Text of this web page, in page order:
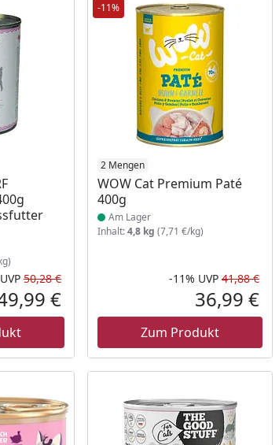
Ursprünglicher Preis
UVP 50,28 €
Aktueller Preis
€
-11%
2 Mengen
WOW Cat Premium Paté
400g
Produkt am Lager
Am Lager
Inhalt:4,8 kg (7,71 €/kg)
-11% UVP 41,88 €
36,99 €
Zum Produkt